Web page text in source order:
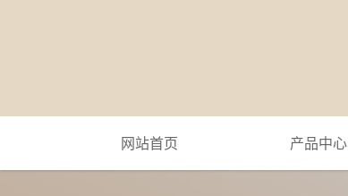
网站首页 产品中心